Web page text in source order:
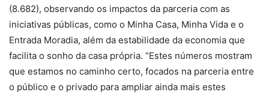
(8.682), observando os impactos da parceria com as
iniciativas públicas, como o Minha Casa, Minha Vida e o
Entrada Moradia, além da estabilidade da economia que
facilita o sonho da casa própria. “Estes números mostram
que estamos no caminho certo, focados na parceria entre
o público e o privado para ampliar ainda mais estes